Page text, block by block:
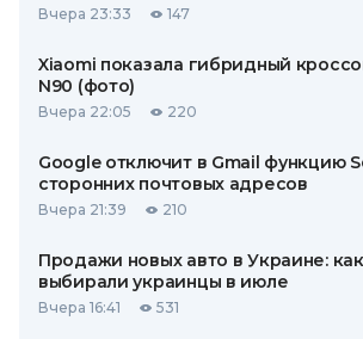
Вчера 23:33 147
Xiaomi показала гибридный
N90 (фото)
Вчера 22:05 220
Google отключит в Gmail функцию
сторонних почтовых адресов
Вчера 21:39 210
Продажи новых авто в Украине:
выбирали украинцы в июле
Вчера 16:41 531